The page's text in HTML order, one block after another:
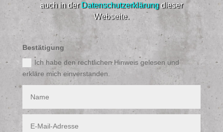
auch in derDatenschutzerklärungdieser
Webseite.​
Bestätigung
Ich habe den rechtlichen Hinweis gelesen und
erkläre mich einverstanden.